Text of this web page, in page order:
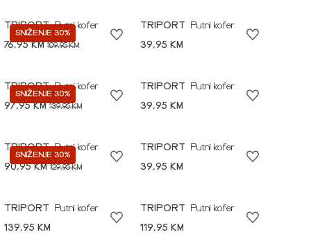
SNIŽENJE 30%
TRIPORT Putni kofer
76,95 KM109,95 KM
TRIPORT
Putni kofer
39,95 KM
SNIŽENJE 30%
TRIPORT Putni kofer
97,95 KM139,95 KM
TRIPORT
Putni kofer
39,95 KM
SNIŽENJE 30%
TRIPORT Putni kofer
90,95 KM129,95 KM
TRIPORT
Putni kofer
39,95 KM
TRIPORT
Putni kofer
139,95 KM
TRIPORT
Putni kofer
119,95 KM